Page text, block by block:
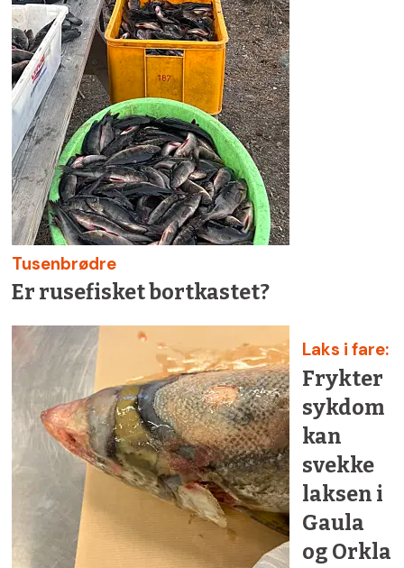
Tusenbrødre
Er rusefisket bortkastet?
Laks i fare:
Frykter
sykdom
kan
svekke
laksen i
Gaula
og Orkla